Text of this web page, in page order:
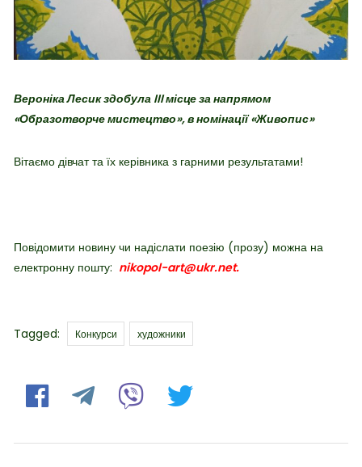
Вероніка Лесик здобула III місце за напрямом
«Образотворче мистецтво», в номінації «Живопис»
Вітаємо дівчат та їх керівника з гарними результатами!
Повідомити новину чи надіслати поезію (прозу) можна на
електронну пошту: nikopol-art@ukr.net.
Tagged: Tags
Конкурси художники